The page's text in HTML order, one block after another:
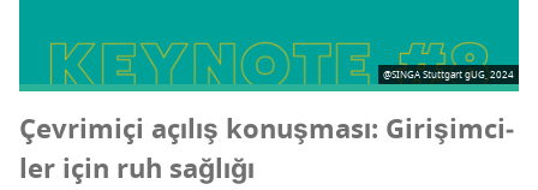
@SINGA Stuttgart gUG, 2024
Çev­ri­mi­çi açı­lış konuş­ma­sı: Giri­şim­ci­
ler için ruh sağlığı